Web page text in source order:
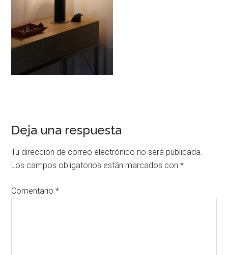
Deja una respuesta
Tu dirección de correo electrónico no será publicada.
Los campos obligatorios están marcados con*
Comentario*